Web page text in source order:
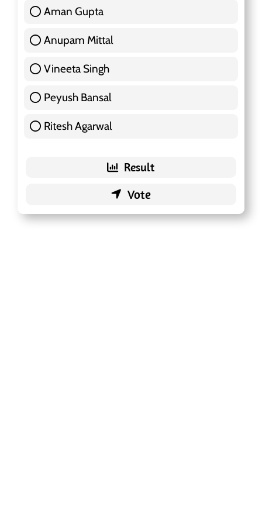
Aman Gupta
Anupam Mittal
Vineeta Singh
Peyush Bansal
Ritesh Agarwal